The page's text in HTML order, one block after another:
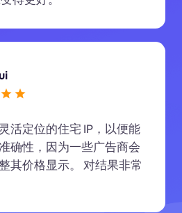
活定位的住宅 IP，以便能
确性，因为一些广告商会
其价格显示。 对结果非常